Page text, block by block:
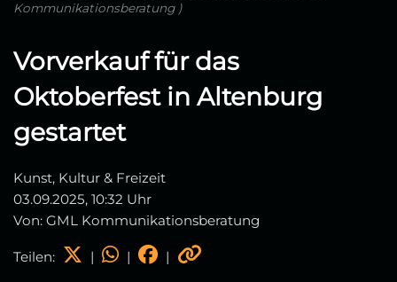
Kommunikationsberatung )
Vorverkauf für das
Oktoberfest in Altenburg
gestartet
Kunst, Kultur & Freizeit
03.09.2025, 10:32 Uhr
Von: GML Kommunikationsberatung
Teilen: | | |